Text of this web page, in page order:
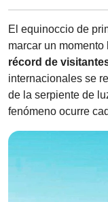
El equinoccio de
marcar un
récord de
internacionales se
de la serpiente de
fenómeno ocurre